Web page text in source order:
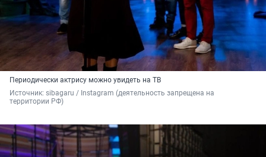
Периодически актрису можно увидеть на ТВ
Источник: sibagaru / Instagram (деятельность запрещена на
территории РФ)